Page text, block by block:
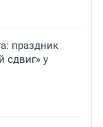
праздник
сдвиг» у